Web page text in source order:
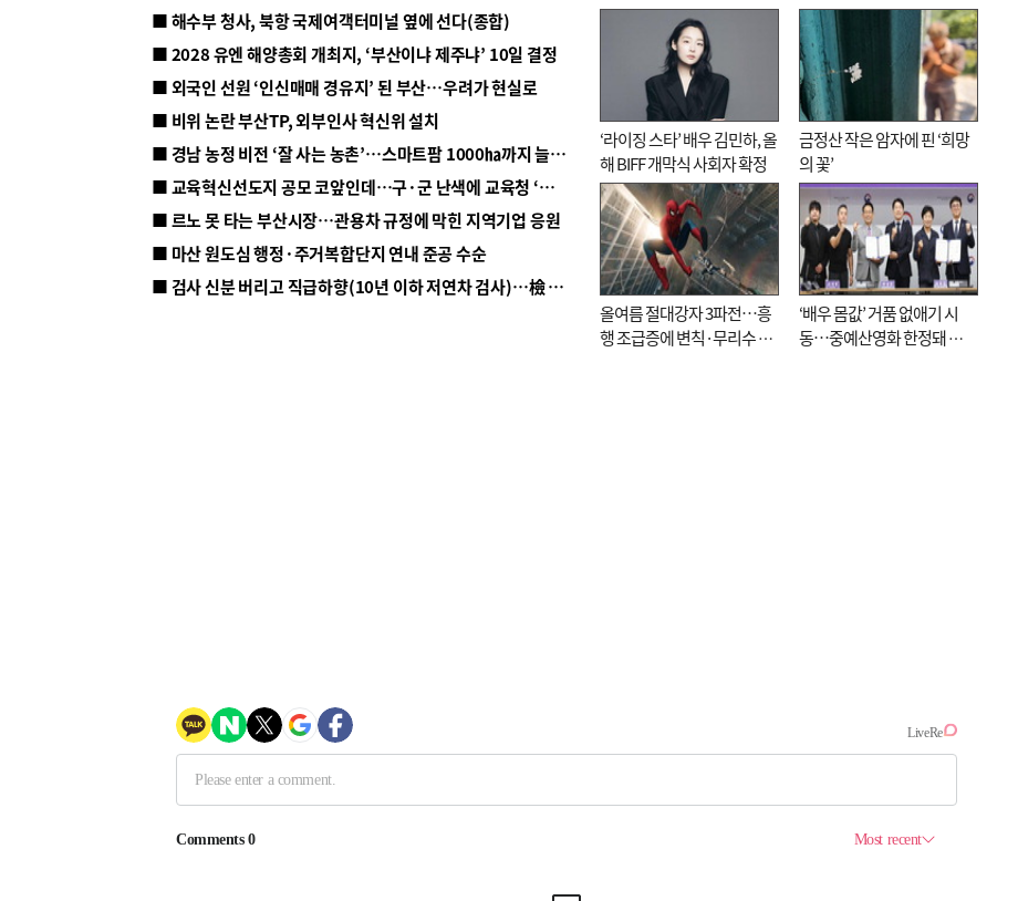
■ 해수부 청사, 북항 국제여객터미널 옆에 선다(종합)
■ 2028 유엔 해양총회 개최지, ‘부산이냐 제주냐’ 10일 결정
■ 외국인 선원 ‘인신매매 경유지’ 된 부산…우려가 현실로
■ 비위 논란 부산TP, 외부인사 혁신위 설치
■ 경남 농정 비전 ‘잘 사는 농촌’…스마트팜 1000㏊까지 늘린다
■ 교육혁신선도지 공모 코앞인데…구·군 난색에 교육청 ‘쩔쩔’
■ 르노 못 타는 부산시장…관용차 규정에 막힌 지역기업 응원
■ 마산 원도심 행정·주거복합단지 연내 준공 수순
■ 검사 신분 버리고 직급하향(10년 이하 저연차 검사)…檢 중수청행 기피
‘라이징 스타’ 배우 김민하, 올
해 BIFF 개막식 사회자 확정
금정산 작은 암자에 핀 ‘희망
의 꽃’
올여름 절대강자 3파전…흥
행 조급증에 변칙·무리수 마
‘배우 몸값’ 거품 없애기 시
동…중예산영화 한정돼 실